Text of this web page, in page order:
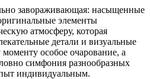
завораживающая: насыщенные
элементы
атмосферу, которая
детали и визуальные
особое очарование, а
симфония разнообразных
индивидуальным.